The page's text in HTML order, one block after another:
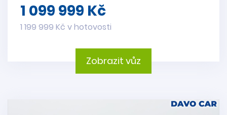
1 099 999 Kč
1 199 999 Kč v hotovosti
Zobrazit vůz